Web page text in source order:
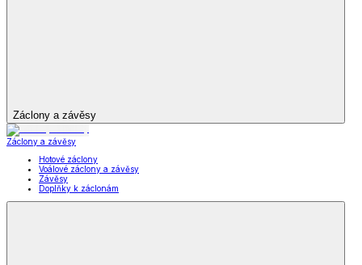
Záclony a závěsy
Záclony a závěsy
Hotové záclony
Voálové záclony a závěsy
Závěsy
Doplňky k záclonám